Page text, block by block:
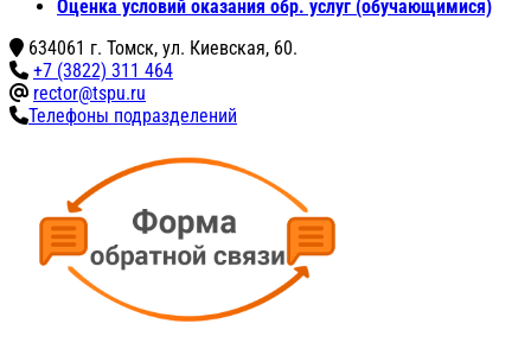
Оценка условий оказания обр. услуг (обучающимися)
634061 г. Томск, ул. Киевская, 60.
+7 (3822) 311 464
rector@tspu.ru
Телефоны подразделений